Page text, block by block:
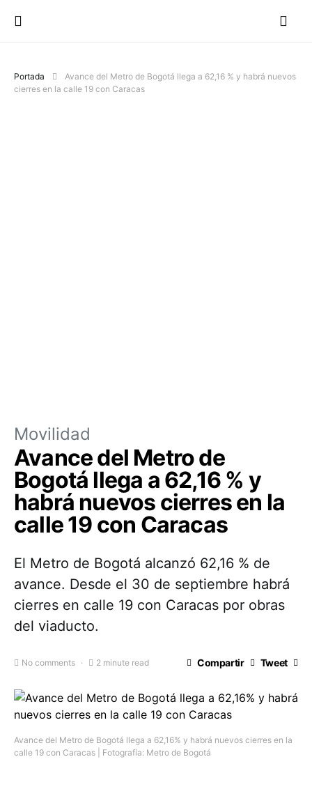
Portada
Avance del Metro de Bogotá llega a 62,16 % y habrá nuevos
cierres en la calle 19 con Caracas
Movilidad
Avance del Metro de
Bogotá llega a 62,16 % y
habrá nuevos cierres en la
calle 19 con Caracas
El Metro de Bogotá alcanzó 62,16 % de
avance. Desde el 30 de septiembre habrá
cierres en calle 19 con Caracas por obras
del viaducto.
No comments 2 minute read Compartir Tweet
Avance del Metro de Bogotá llega a 62,16% y habrá nuevos cierres en la
calle 19 con Caracas | Fotografía: Metro de Bogotá